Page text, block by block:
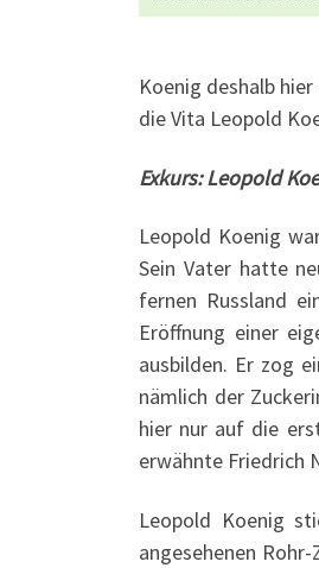
Koenig deshalb
die Vita Leopold
Exkurs: Leopold
Leopold Koenig
Sein Vater hatte
fernen Russland
Eröffnung einer
ausbilden. Er zog
nämlich der
hier nur auf die
erwähnte Friedrich
Leopold Koenig
angesehenen